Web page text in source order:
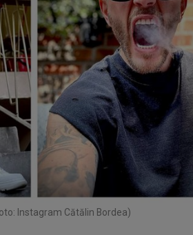
Instagram Cătălin Bordea)